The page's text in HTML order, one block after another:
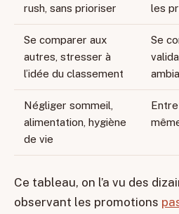
rush, sans prioriser
les
Se comparer aux
autres, stresser à
l’idée du classement
Se
Négliger sommeil,
alimentation, hygiène
de vie
Ce tableau, on l’a vu des
observant les promotions